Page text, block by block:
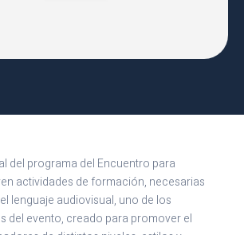
del programa del Encuentro para
actividades de formación, necesarias
lenguaje audiovisual, uno de los
del evento, creado para promover el